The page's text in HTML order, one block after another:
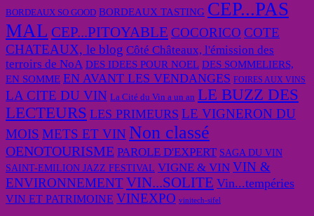
BORDEAUX SO GOOD BORDEAUX TASTING CEP...PAS
MAL CEP...PITOYABLE COCORICO COTE
CHATEAUX, le blog Côté Châteaux, l'émission des
terroirs de NoA DES IDEES POUR NOEL DES SOMMELIERS,
EN SOMME EN AVANT LES VENDANGES FOIRES AUX VINS
LA CITE DU VIN La Cité du Vin a un an LE BUZZ DES
LECTEURS LES PRIMEURS LE VIGNERON DU
MOIS METS ET VIN Non classé
OENOTOURISME PAROLE D'EXPERT SAGA DU VIN
SAINT-EMILION JAZZ FESTIVAL VIGNE & VIN VIN &
ENVIRONNEMENTVIN...SOLITE Vin...tempéries
VIN ET PATRIMOINE VINEXPO vinitech-sifel